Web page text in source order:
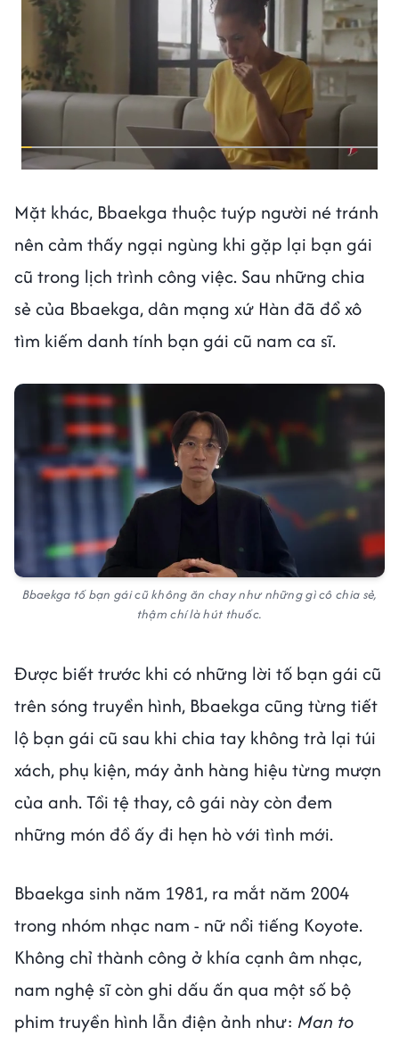
Mặt khác, Bbaekga thuộc tuýp người né tránh
nên cảm thấy ngại ngùng khi gặp lại bạn gái
cũ trong lịch trình công việc. Sau những chia
sẻ của Bbaekga, dân mạng xứ Hàn đã đổ xô
tìm kiếm danh tính bạn gái cũ nam ca sĩ.
Bbaekga tố bạn gái cũ không ăn chay như những gì cô chia sẻ,
thậm chí là hút thuốc.
Được biết trước khi có những lời tố bạn gái cũ
trên sóng truyền hình, Bbaekga cũng từng tiết
lộ bạn gái cũ sau khi chia tay không trả lại túi
xách, phụ kiện, máy ảnh hàng hiệu từng mượn
của anh. Tồi tệ thay, cô gái này còn đem
những món đồ ấy đi hẹn hò với tình mới.
Bbaekga sinh năm 1981, ra mắt năm 2004
trong nhóm nhạc nam - nữ nổi tiếng Koyote.
Không chỉ thành công ở khía cạnh âm nhạc,
nam nghệ sĩ còn ghi dấu ấn qua một số bộ
phim truyền hình lẫn điện ảnh như: Man to